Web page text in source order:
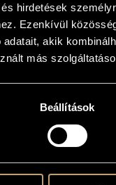
hirdetések
Ezenkívül
akik
más
Beállítások
520